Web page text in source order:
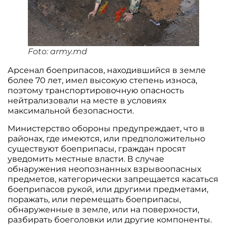
Foto: army.md
Арсенал боеприпасов, находившийся в земле
более 70 лет, имел высокую степень износа,
поэтому транспортировочную опасность
нейтрализовали на месте в условиях
максимальной безопасности.
Министерство обороны предупреждает, что в
районах, где имеются, или предположительно
существуют боеприпасы, граждан просят
уведомить местные власти. В случае
обнаружения неопознанных взрывоопасных
предметов, категорически запрещается касаться
боеприпасов рукой, или другими предметами,
поражать, или перемещать боеприпасы,
обнаруженные в земле, или на поверхности,
разбирать боеголовки или другие компоненты.